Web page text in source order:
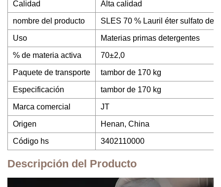
Calidad Alta calidad
nombre del producto SLES 70 % Lauril éter sulfato de
Uso Materias primas detergentes
% de materia activa 70±2,0
Paquete de transporte tambor de 170 kg
Especificación tambor de 170 kg
Marca comercial JT
Origen Henan, China
Código hs 3402110000
Descripción del Producto